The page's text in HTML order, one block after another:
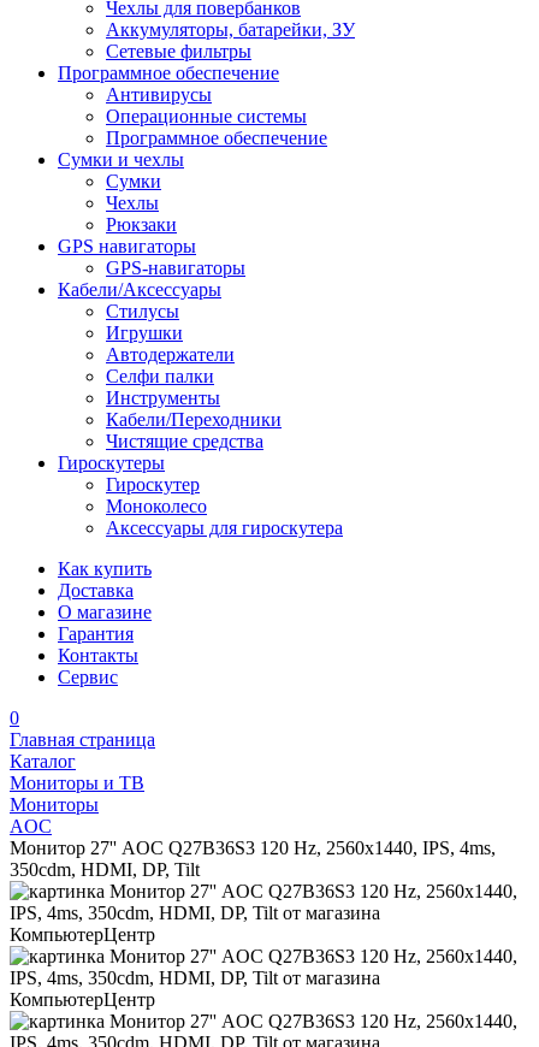
Чехлы для повербанков
Аккумуляторы, батарейки, ЗУ
Сетевые фильтры
Программное обеспечение
Антивирусы
Операционные системы
Программное обеспечение
Сумки и чехлы
Сумки
Чехлы
Рюкзаки
GPS навигаторы
GPS-навигаторы
Кабели/Аксессуары
Стилусы
Игрушки
Автодержатели
Селфи палки
Инструменты
Кабели/Переходники
Чистящие средства
Гироскутеры
Гироскутер
Моноколесо
Аксессуары для гироскутера
Как купить
Доставка
О магазине
Гарантия
Контакты
Сервис
0
Главная страница
Каталог
Мониторы и ТВ
Мониторы
AOC
Монитор 27'' AOC Q27B36S3 120 Hz, 2560x1440, IPS, 4ms,
350cdm, HDMI, DP, Tilt